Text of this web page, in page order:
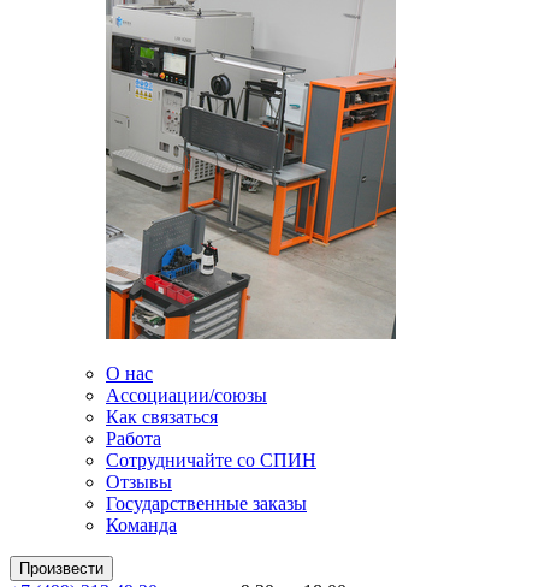
О нас
Ассоциации/союзы
Как связаться
Работа
Сотрудничайте со СПИН
Отзывы
Государственные заказы
Команда
Произвести